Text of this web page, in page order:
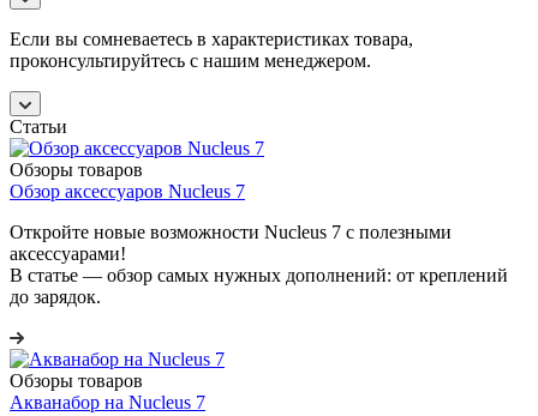
Если вы сомневаетесь в характеристиках товара,
проконсультируйтесь с нашим менеджером.
Статьи
Обзоры товаров
Обзор аксессуаров Nucleus 7
Откройте новые возможности Nucleus 7 с полезными
аксессуарами!
В статье — обзор самых нужных дополнений: от креплений
до зарядок.
Обзоры товаров
Акванабор на Nucleus 7